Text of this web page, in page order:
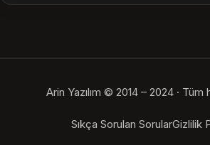
Arin Yazılım © 2014 – 2024 · Tüm
Sıkça Sorulan SorularGizlilik